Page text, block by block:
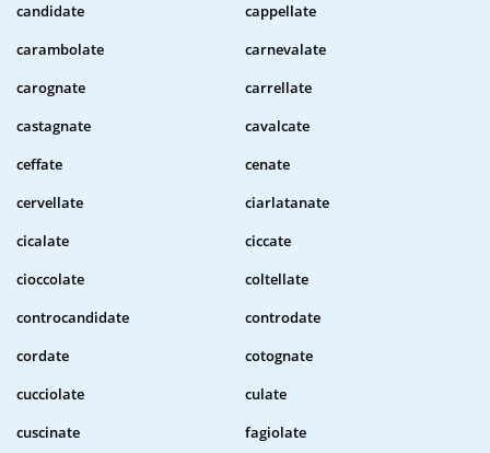
candidate
cappellate
carambolate
carnevalate
carognate
carrellate
castagnate
cavalcate
ceffate
cenate
cervellate
ciarlatanate
cicalate
ciccate
cioccolate
coltellate
controcandidate
controdate
cordate
cotognate
cucciolate
culate
cuscinate
fagiolate